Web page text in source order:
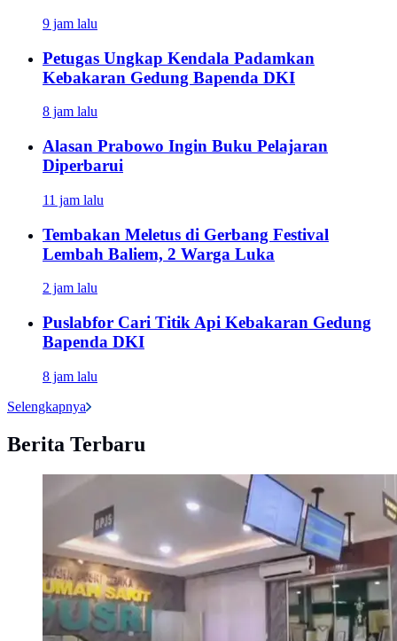
9 jam lalu
Petugas Ungkap Kendala Padamkan
Kebakaran Gedung Bapenda DKI
8 jam lalu
Alasan Prabowo Ingin Buku Pelajaran
Diperbarui
11 jam lalu
Tembakan Meletus di Gerbang Festival
Lembah Baliem, 2 Warga Luka
2 jam lalu
Puslabfor Cari Titik Api Kebakaran Gedung
Bapenda DKI
8 jam lalu
Selengkapnya
Berita Terbaru